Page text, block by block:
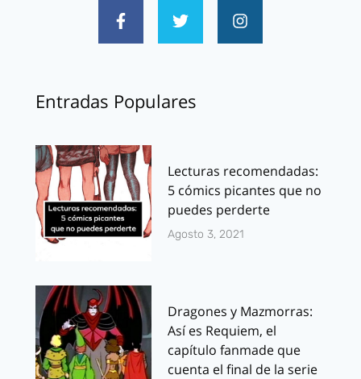
Entradas Populares
Lecturas recomendadas:
5 cómics picantes que no
puedes perderte
Agosto 3, 2021
Dragones y Mazmorras:
Así es Requiem, el
capítulo fanmade que
cuenta el final de la serie